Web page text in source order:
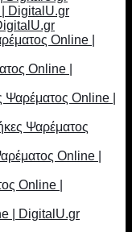
| DigitalU.gr
Online |
Online |
Ψαρέματος Online |
Ψαρέματος
Online |
Online |
| DigitalU.gr